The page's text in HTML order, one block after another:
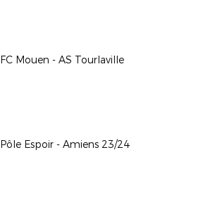
FC Mouen - AS Tourlaville
Pôle Espoir - Amiens 23/24